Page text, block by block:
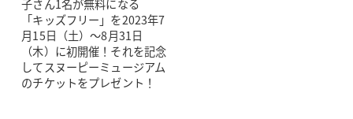
子さん1名が無料になる
「キッズフリー」を2023年7
月15日（土）～8月31日
（木）に初開催！それを記念
してスヌーピーミュージアム
のチケットをプレゼント！